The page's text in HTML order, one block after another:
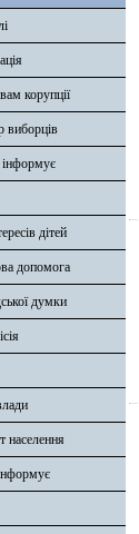
корупції
виборців
інформує
дітей
допомога
думки
населення